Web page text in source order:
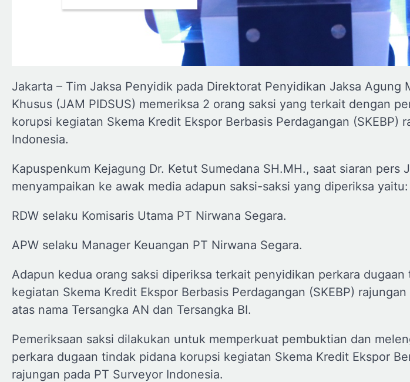
Jakarta – Tim Jaksa Penyidik pada Direktorat Penyidikan Jaksa Agung
Khusus (JAM PIDSUS) memeriksa 2 orang saksi yang terkait dengan
korupsi kegiatan Skema Kredit Ekspor Berbasis Perdagangan (SKEBP)
Indonesia.
Kapuspenkum Kejagung Dr. Ketut Sumedana SH.MH., saat siaran pers
menyampaikan ke awak media adapun saksi-saksi yang diperiksa yaitu:
RDW selaku Komisaris Utama PT Nirwana Segara.
APW selaku Manager Keuangan PT Nirwana Segara.
Adapun kedua orang saksi diperiksa terkait penyidikan perkara
kegiatan Skema Kredit Ekspor Berbasis Perdagangan (SKEBP)
atas nama Tersangka AN dan Tersangka BI.
Pemeriksaan saksi dilakukan untuk memperkuat pembuktian dan
perkara dugaan tindak pidana korupsi kegiatan Skema Kredit Ekspor
rajungan pada PT Surveyor Indonesia.